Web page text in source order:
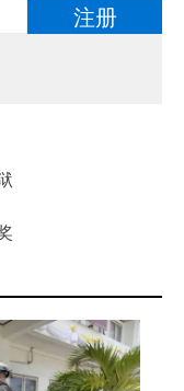
注册